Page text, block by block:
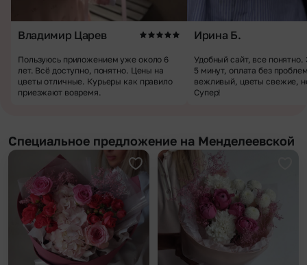
Владимир Царев
Пользуюсь приложением уже около 6
лет. Всё доступно, понятно. Цены на
цветы отличные. Курьеры как правило
приезжают вовремя.
Ирина Б.
Удобный сайт, все понятно.
5 минут, оплата без
вежливый, цветы свежие,
Супер!
Специальное предложение на Менделеевской
Добавить в избранное